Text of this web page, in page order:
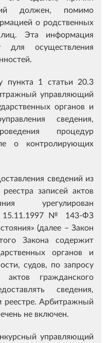
должен, помимо
о родственных
Эта информация
для осуществления
пункта 1 статьи 20.3
управляющий
органов и
сведения,
процедур
о контролирующих
сведений из
записей актов
урегулирован
15.11.1997 № 143-ФЗ
(далее – Закон
Закона содержит
органов и
судов, по запросу
гражданского
сведения,
реестре. Арбитражный
не включен.
управляющий